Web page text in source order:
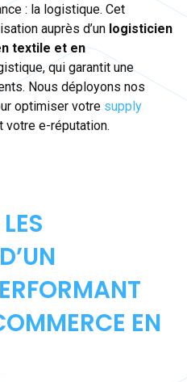
: la logistique. Cet
auprès d’un logisticien
textile et en
qui garantit une
Nous déployons nos
optimiser votre supply
votre e-réputation.
EN